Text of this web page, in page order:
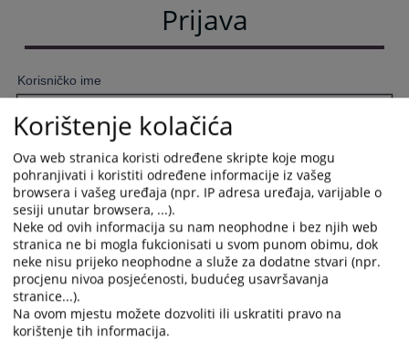
Prijava
Korisničko ime
Lozinka
Zapamti me
Prijava
Zaboravili ste lozinku?
Korištenje kolačića
Ova web stranica koristi određene skripte koje mogu
pohranjivati i koristiti određene informacije iz vašeg
browsera i vašeg uređaja (npr. IP adresa uređaja, varijable o
sesiji unutar browsera, ...).
Neke od ovih informacija su nam neophodne i bez njih web
stranica ne bi mogla fukcionisati u svom punom obimu, dok
neke nisu prijeko neophodne a služe za dodatne stvari (npr.
procjenu nivoa posjećenosti, budućeg usavršavanja
stranice...).
Na ovom mjestu možete dozvoliti ili uskratiti pravo na
korištenje tih informacija.